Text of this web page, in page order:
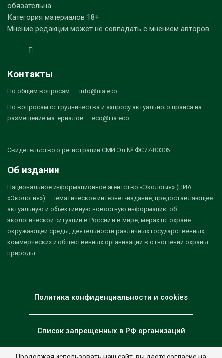
обязательна.
Категория материалов 18+
Мнение редакции может не совпадать с мнением авторов.
Контакты
По общим вопросам — info@nia.eco
По вопросам сотрудничества и запросу актуального прайса на
размещение материалов — eco@nia.eco
Свидетельство о регистрации СМИ Эл № ФС77-80306
Об издании
Национальное информационное агентство «Экология» (НИА
«Экология») — тематическое интернет-издание, предоставляющее
актуальную и объективную новостную информацию об
экологической ситуации в России и в мире, мерах по охране
окружающей среды, деятельности различных государственных,
коммерческих и общественных организаций в отношении охраны
природы.
Политика конфиденциальности и cookies
Список запрещенных в РФ организаций